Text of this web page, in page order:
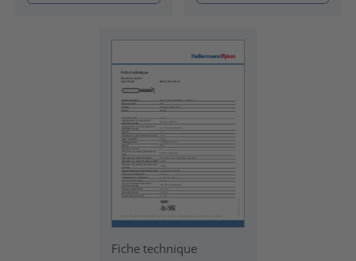
Fiche technique